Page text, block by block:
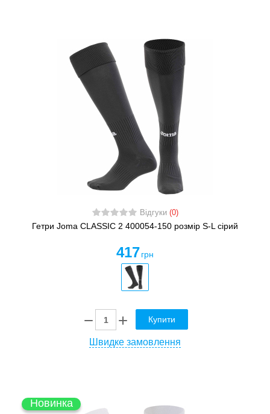
Відгуки (0)
Гетри Joma CLASSIC 2 400054-150 розмір S-L сірий
417 грн
Купити
Швидке замовлення
Новинка